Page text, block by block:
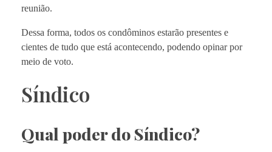
reunião.
Dessa forma, todos os condôminos estarão presentes e
cientes de tudo que está acontecendo, podendo opinar por
meio de voto.
Síndico
Qual poder do Síndico?